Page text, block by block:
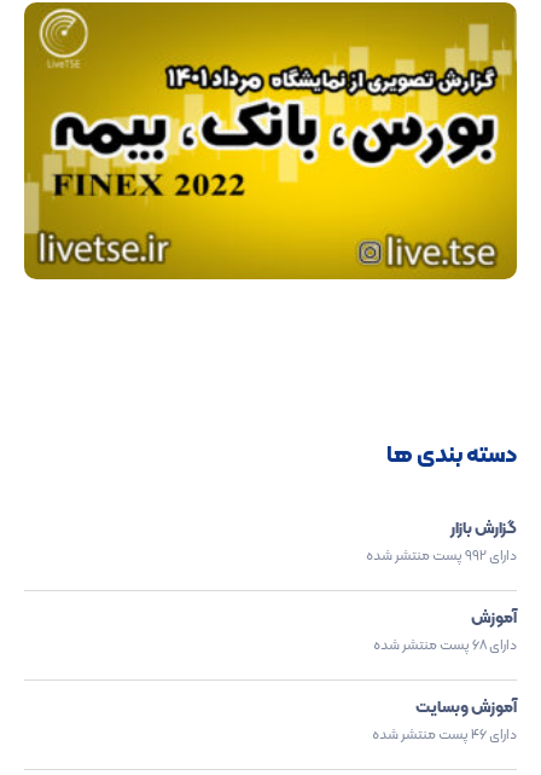
دسته بندی ها
گزارش بازار
دارای 992 پست منتشر شده
آموزش
دارای 68 پست منتشر شده
آموزش وبسایت
دارای 46 پست منتشر شده